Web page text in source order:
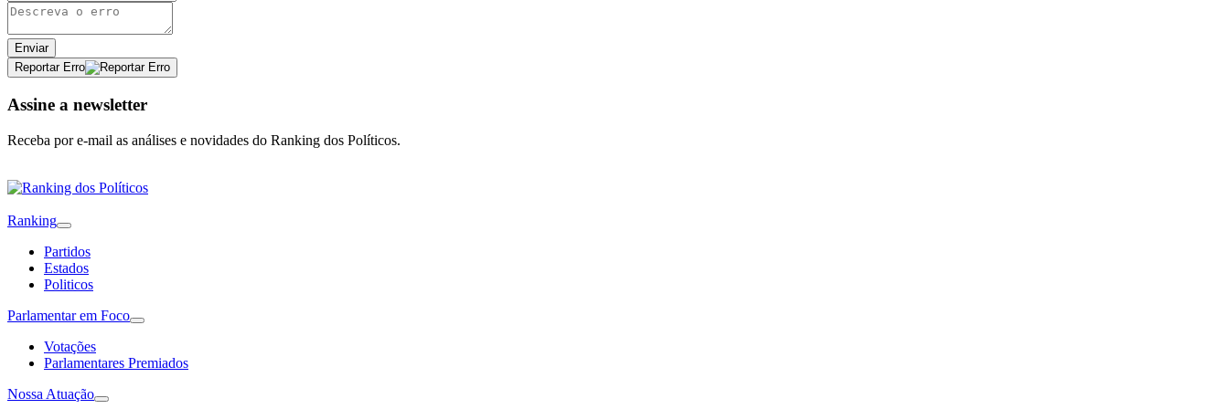
Enviar
Reportar Erro
Assine a newsletter
Receba por e-mail as análises e novidades do Ranking dos Políticos.
Ranking
Partidos
Estados
Politicos
Parlamentar em Foco
Votações
Parlamentares Premiados
Nossa Atuação